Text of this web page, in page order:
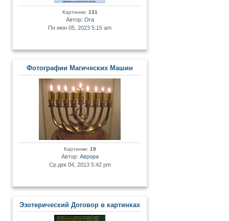
Картинки: 131
Автор: Ora
Пн июн 05, 2023 5:15 am
Фотографии Магических Машин
Картинки: 19
Автор: Аврора
Ср дек 04, 2013 5:42 pm
Эзотерический Договор в картинках